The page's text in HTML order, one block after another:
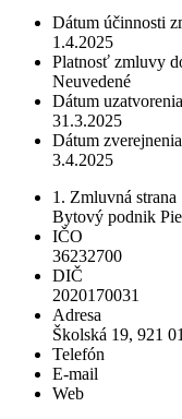
Dátum účinnosti
1.4.2025
Platnosť zmluvy
Neuvedené
Dátum
31.3.2025
Dátum zverejnenia
3.4.2025
1. Zmluvná strana
Bytový podnik
IČO
36232700
DIČ
2020170031
Adresa
Školská 19, 921
Telefón
E-mail
Web